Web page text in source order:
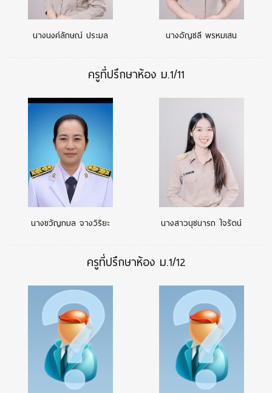
นางนงค์ลักษณ์ ประมล นางอัญชลี พรหมเสน
ครูที่ปรึกษาห้อง ม.1/11
นางขวัญกมล จางวิริยะ นางสาวนุชนารถ ใจรัตน์
ครูที่ปรึกษาห้อง ม.1/12